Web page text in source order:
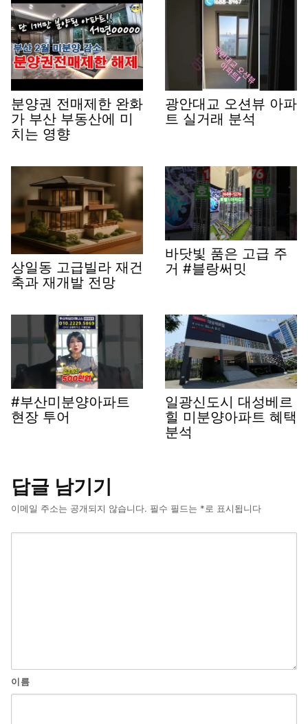
분양권 전매제한 완화
가 부산 부동산에 미
치는 영향
광안대교 오션뷰 아파
트 실거래 분석
상일동 고급빌라 재건
축과 재개발 전망
바닷빛 품은 고급 주
거 #블랑써밋
#부산미분양아파트
현장 투어
일광신도시 대성베르
힐 미분양아파트 혜택
분석
답글 남기기
이메일 주소는 공개되지 않습니다. 필수 필드는 *로 표시됩니다
이름